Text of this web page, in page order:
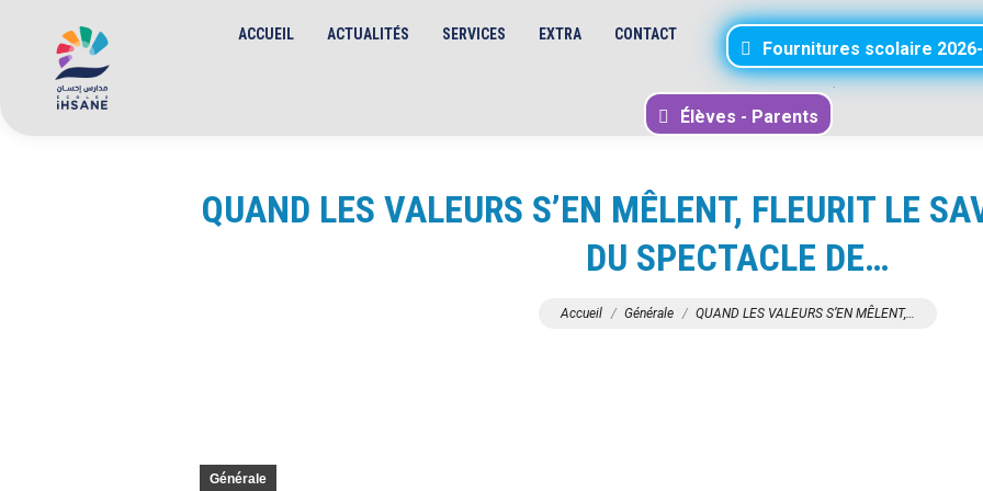
ACCUEIL ACTUALITÉS SERVICES EXTRA CONTACT
Fournitures scolaire
Élèves - Parents
.
QUAND LES VALEURS S’EN MÊLENT, FLEURIT LE
DU SPECTACLE DE…
Accueil Générale QUAND LES VALEURS S’EN MÊLENT,…
Générale